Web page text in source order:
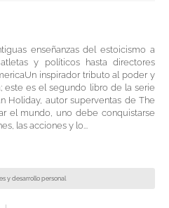
enseñanzas del estoicismo a
y políticos hasta directores
inspirador tributo al poder y
este es el segundo libro de la serie
Holiday, autor superventas de The
el mundo, uno debe conquistarse
las acciones y lo...
y desarrollo personal